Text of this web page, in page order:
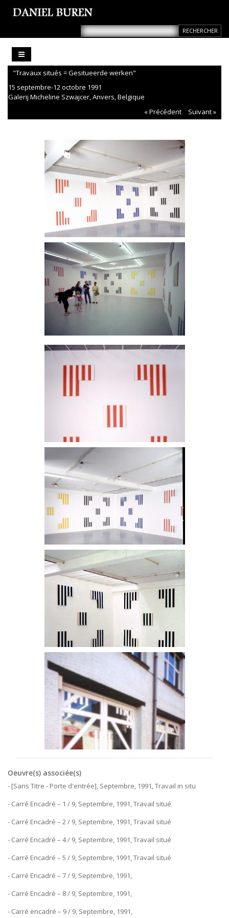
"Travaux situés = Gesitueerde werken"
15 septembre-12 octobre 1991
Galerij Micheline Szwajcer, Anvers, Belgique
« Précédent
Suivant »
Oeuvre(s) associée(s)
- [Sans Titre - Porte d'entrée], Septembre, 1991, Travail in situ
- Carré Encadré – 1 / 9, Septembre, 1991, Travail situé
- Carré Encadré – 2 / 9, Septembre, 1991, Travail situé
- Carré Encadré – 4 / 9, Septembre, 1991, Travail situé
- Carré Encadré – 5 / 9, Septembre, 1991, Travail situé
- Carré Encadré – 7 / 9, Septembre, 1991,
- Carré Encadré – 8 / 9, Septembre, 1991,
- Carré encadré – 9 / 9, Septembre, 1991,